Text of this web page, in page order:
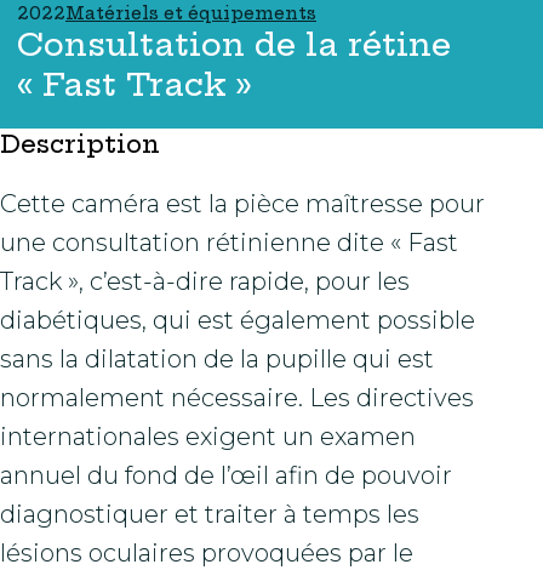
2022Matériels et équipements
Consultation de la rétine
« Fast Track »
Description
Cette caméra est la pièce maîtresse pour
une consultation rétinienne dite « Fast
Track », c’est-à-dire rapide, pour les
diabétiques, qui est également possible
sans la dilatation de la pupille qui est
normalement nécessaire. Les directives
internationales exigent un examen
annuel du fond de l’œil afin de pouvoir
diagnostiquer et traiter à temps les
lésions oculaires provoquées par le